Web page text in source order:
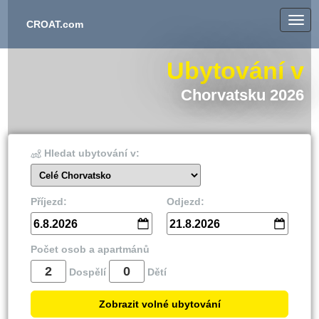
CROAT.com
Ubytování v
Chorvatsku 2026
Hledat ubytování v:
Celé Chorvatsko
Příjezd:
6.8.2026
Odjezd:
21.8.2026
Počet osob a apartmánů
Zobrazit volné ubytování